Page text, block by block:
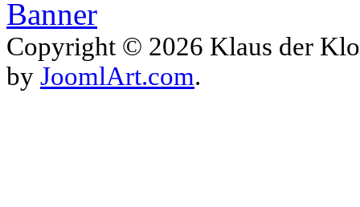
Copyright © 2026 Klaus der
by JoomlArt.com.